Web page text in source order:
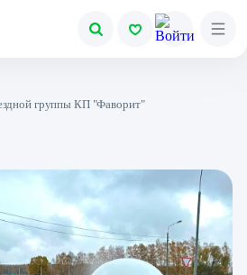
группы КП "Фаворит"